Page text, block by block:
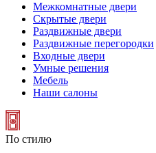
Межкомнатные двери
Скрытые двери
Раздвижные двери
Раздвижные перегородки
Входные двери
Умные решения
Мебель
Наши салоны
По стилю